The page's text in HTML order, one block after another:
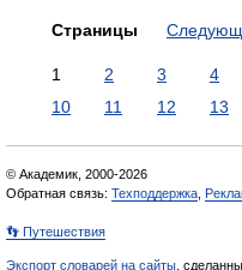
Страницы
1 2 3 4
10
11 12 13
© Академик, 2000-2026
Обратная связь: Техподдержка
👣 Путешествия
Экспорт словарей на сайты ,